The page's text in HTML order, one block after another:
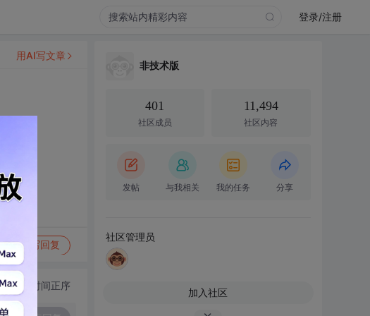
登录/注册
写回复
用AI写文章
切换为时间正序
非技术版
401
社区成员
11,494
社区内容
发帖 与我相关 我的任务 分享
社区管理员
加入社区